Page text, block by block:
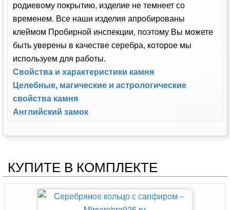
родиевому покрытию, изделие не темнеет со
временем. Все наши изделия апробированы
клеймом Пробирной инспекции, поэтому Вы можете
быть уверены в качестве серебра, которое мы
используем для работы.
Свойства и характеристики камня
Целебные, магические и астрологические
свойства камня
Английский замок
КУПИТЕ В КОМПЛЕКТЕ